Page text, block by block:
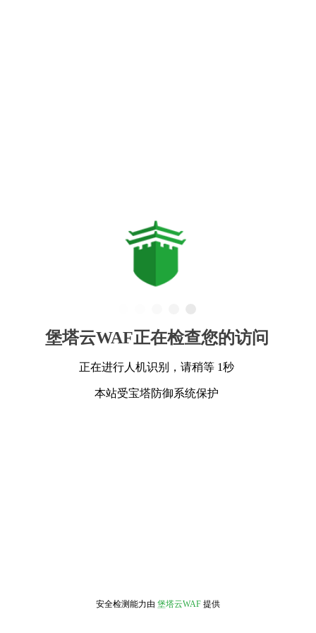
堡塔云WAF正在检查您的访问
正在进行人机识别，请稍等 1秒
本站受宝塔防御系统保护
安全检测能力由 堡塔云WAF 提供